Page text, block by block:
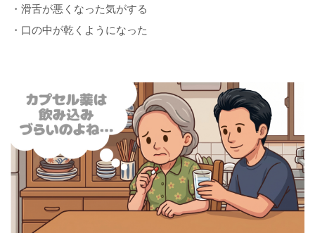
・滑舌が悪くなった気がする
・口の中が乾くようになった